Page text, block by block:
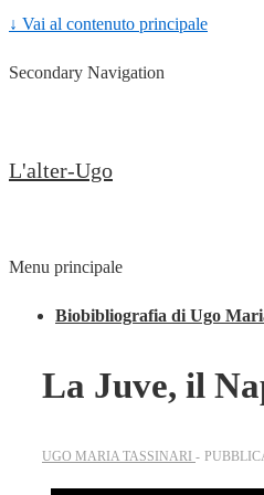
↓ Vai al contenuto principale
Secondary Navigation
L'alter-Ugo
Menu principale
Biobibliografia di Ugo
La Juve, il
UGO MARIA TASSINARI